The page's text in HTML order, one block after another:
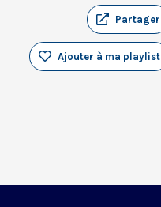
Partager
Ajouter à ma playlist